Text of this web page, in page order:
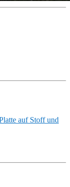
auf Stoff und